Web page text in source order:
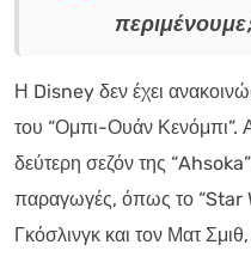
Η Disney δεν έχει
του “Ομπι-Ουάν Κενόμπι”.
δεύτερη σεζόν της
παραγωγές, όπως το “Star
Γκόσλινγκ και τον Ματ